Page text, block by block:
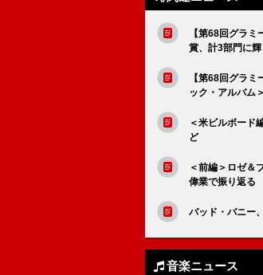
【第68回グラ
賞、計3部門に輝
【第68回グラ
ック・アルバム
＜米ビルボード
ど
＜前編＞ロゼ＆
偉業で振り返る
バッド・バニー
音楽ニュース